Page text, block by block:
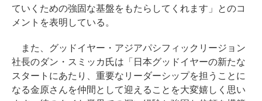
ていくための強固な基盤をもたらしてくれます」とのコ
メントを表明している。
また、グッドイヤー・アジアパシフィックリージョン
社長のダン・スミッカ氏は「日本グッドイヤーの新たな
スタートにあたり、重要なリーダーシップを担うことに
なる金原さんを仲間として迎えることを大変嬉しく思い